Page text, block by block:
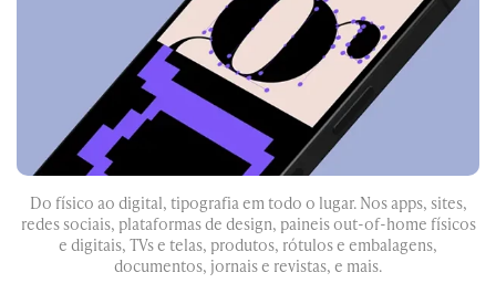
Do físico ao digital, tipografia em todo o lugar. Nos apps, sites,
redes sociais, plataformas de design, paineis out-of-home físicos
e digitais, TVs e telas, produtos, rótulos e embalagens,
documentos, jornais e revistas, e mais.